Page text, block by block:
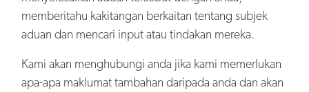
memberitahu kakitangan berkaitan tentang subjek
aduan dan mencari input atau tindakan mereka.
Kami akan menghubungi anda jika kami memerlukan
apa-apa maklumat tambahan daripada anda dan akan